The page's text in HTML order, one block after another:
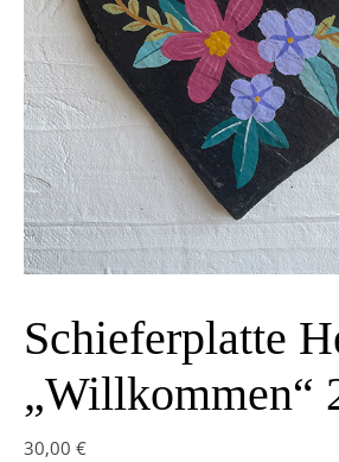
Schieferplatte
„Willkommen“
30,00 €